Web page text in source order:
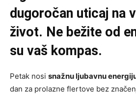
dugoročan uticaj na
život. Ne bežite od
su vaš kompas.
Petak nosi snažnu ljubavnu
dan za prolazne flertove bez